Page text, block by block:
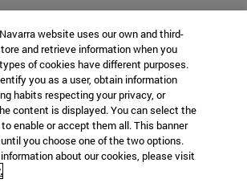
website uses our own and third-
and retrieve information when you
of cookies have different purposes.
you as a user, obtain information
habits respecting your privacy, or
content is displayed. You can select the
enable or accept them all. This banner
you choose one of the two options.
about our cookies, please visit